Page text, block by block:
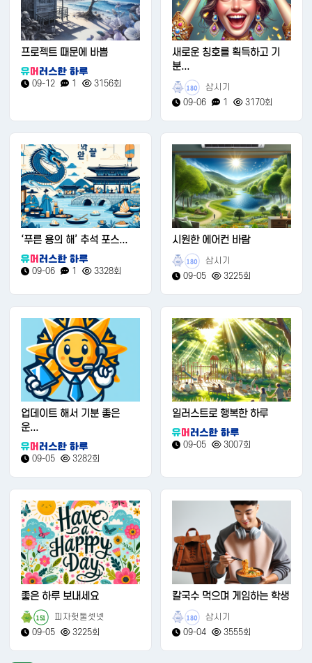
프로젝트 때문에 바쁨
09-12 1 3156회
새로운 칭호를 획득하고 기
분...
180
삼시기
09-06
1 3170회
‘푸른 용의 해’ 추석 포스...
09-06 1 3328회
시원한 에어컨 바람
180
삼시기
09-05
3225회
업데이트 해서 기분 좋은
운...
09-05 3282회
일러스트로 행복한 하루
09-05 3007회
좋은 하루 보내세요
151
피자헛둘셋넷
09-05
3225회
칼국수 먹으며 게임하는 학생
180
삼시기
09-04
3555회